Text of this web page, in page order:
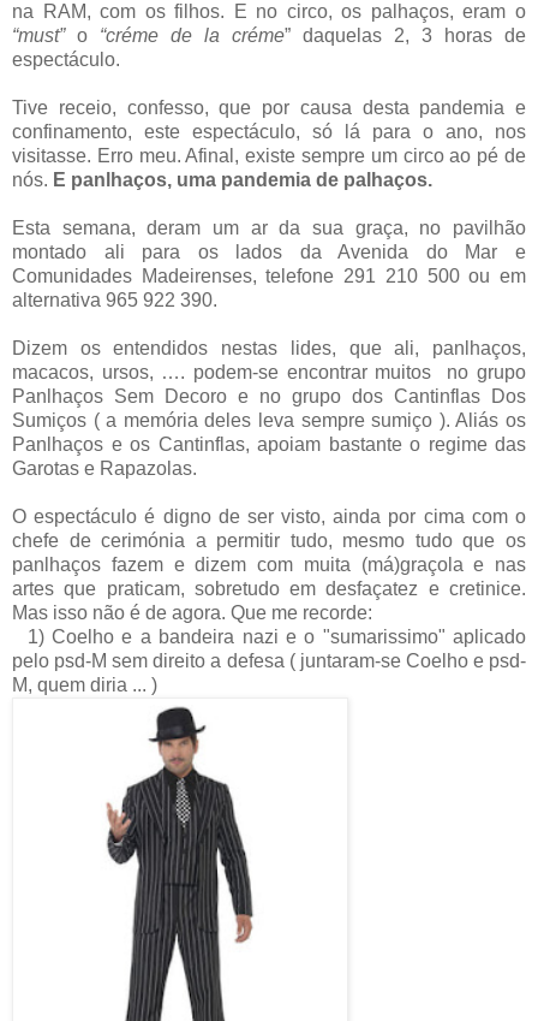
na RAM, com os filhos. E no circo, os palhaços, eram o
“must”o “créme de la créme” daquelas 2, 3 horas de
espectáculo.
Tive receio, confesso, que por causa desta pandemia e
confinamento, este espectáculo, só lá para o ano, nos
visitasse. Erro meu. Afinal, existe sempre um circo ao pé de
nós. E panlhaços, uma pandemia de palhaços.
Esta semana, deram um ar da sua graça, no pavilhão
montado ali para os lados da Avenida do Mar e
Comunidades Madeirenses, telefone 291 210 500 ou em
alternativa 965 922 390.
Dizem os entendidos nestas lides, que ali, panlhaços,
macacos, ursos, …. podem-se encontrar muitos no grupo
Panlhaços Sem Decoro e no grupo dos Cantinflas Dos
Sumiços ( a memória deles leva sempre sumiço ). Aliás os
Panlhaços e os Cantinflas, apoiam bastante o regime das
Garotas e Rapazolas.
O espectáculo é digno de ser visto, ainda por cima com o
chefe de cerimónia a permitir tudo, mesmo tudo que os
panlhaços fazem e dizem com muita (má)graçola e nas
artes que praticam, sobretudo em desfaçatez e cretinice.
Mas isso não é de agora. Que me recorde:
1) Coelho e a bandeira nazi e o "sumarissimo" aplicado
pelo psd-M sem direito a defesa ( juntaram-se Coelho e psd-
M, quem diria ... )